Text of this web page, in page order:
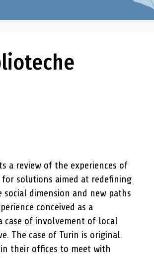
a review of the experiences of
solutions aimed at redefining
dimension and new paths
conceived as a
case of involvement of local
The case of Turin is original.
their offices to meet with